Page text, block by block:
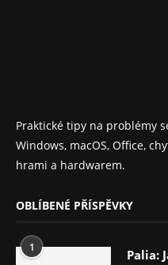
Praktické tipy na problémy
Windows, macOS, Office,
hrami a hardwarem.
OBLÍBENÉ PŘÍSPĚVKY
1 Palia: